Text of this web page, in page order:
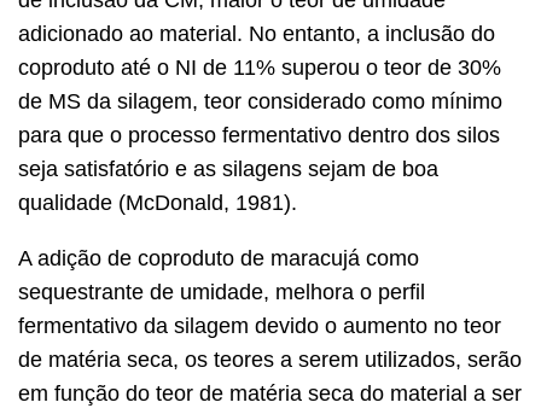
adicionado ao material. No entanto, a inclusão do
coproduto até o NI de 11% superou o teor de 30%
de MS da silagem, teor considerado como mínimo
para que o processo fermentativo dentro dos silos
seja satisfatório e as silagens sejam de boa
qualidade (McDonald, 1981).
A adição de coproduto de maracujá como
sequestrante de umidade, melhora o perfil
fermentativo da silagem devido o aumento no teor
de matéria seca, os teores a serem utilizados, serão
em função do teor de matéria seca do material a ser